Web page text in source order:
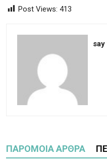
Post Views: 413
ΠΑΡΟΜΟΙΑ ΑΡΘΡΑ